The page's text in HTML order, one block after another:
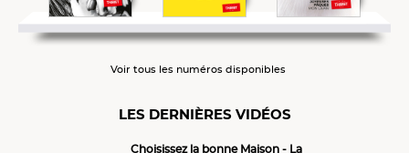
Voir tous les numéros disponibles
LES DERNIÈRES VIDÉOS
Choisissez la bonne Maison - La